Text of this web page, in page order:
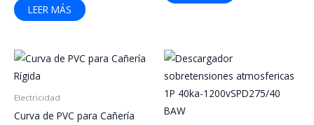
LEER MÁS
Electricidad
Curva de PVC para Cañería